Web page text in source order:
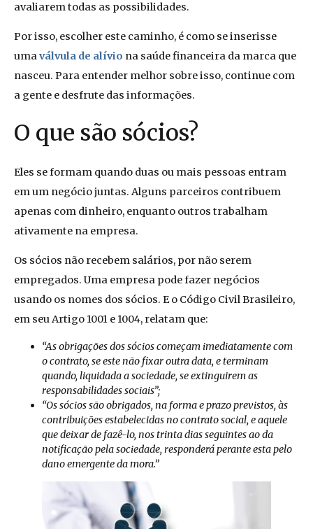
avaliarem todas as possibilidades.
Por isso, escolher este caminho, é como se inserisse
umaválvula de alívio na saúde financeira da marca que
nasceu. Para entender melhor sobre isso, continue com
a gente e desfrute das informações.
O que são sócios?
Eles se formam quando duas ou mais pessoas entram
em um negócio juntas. Alguns parceiros contribuem
apenas com dinheiro, enquanto outros trabalham
ativamente na empresa.
Os sócios não recebem salários, por não serem
empregados. Uma empresa pode fazer negócios
usando os nomes dos sócios. E o Código Civil Brasileiro,
em seu Artigo 1001 e 1004, relatam que:
“As obrigações dos sócios começam imediatamente com
o contrato, se este não fixar outra data, e terminam
quando, liquidada a sociedade, se extinguirem as
responsabilidades sociais”;
“Os sócios são obrigados, na forma e prazo previstos, às
contribuições estabelecidas no contrato social, e aquele
que deixar de fazê-lo, nos trinta dias seguintes ao da
notificação pela sociedade, responderá perante esta pelo
dano emergente da mora.”